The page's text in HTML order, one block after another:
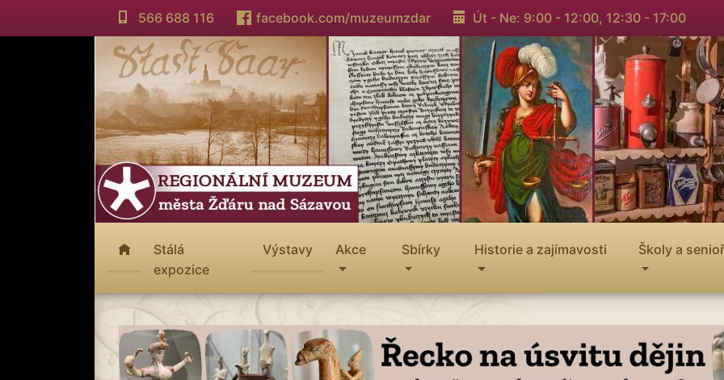
566 688 116 facebook.com/muzeumzdar Út - Ne: 9:00 - 12:00, 12:30 - 17:00
Stálá
expozice
Výstavy Akce Sbírky Historie a zajímavosti Školy a